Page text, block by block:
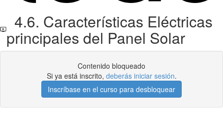
4.6. Características Eléctricas
principales del Panel Solar
Contenido bloqueado
Si ya está inscrito, deberás iniciar sesión.
Inscríbase en el curso para desbloquear